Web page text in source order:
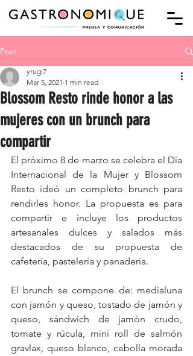
Post
Blossom Resto rinde honor a las
mujeres con un brunch para
compartir
yrugi7
Mar 5, 2021 1 min read
El próximo 8 de marzo se celebra el Día
Internacional de la Mujer y Blossom
Resto ideó un completo brunch para
rendirles honor. La propuesta es para
compartir e incluye los productos
artesanales dulces y salados más
destacados de su propuesta de
cafetería, pastelería y panadería.
El brunch se compone de: medialuna
con jamón y queso, tostado de jamón y
queso, sándwich de jamón crudo,
tomate y rúcula, mini roll de salmón
gravlax, queso blanco, cebolla morada